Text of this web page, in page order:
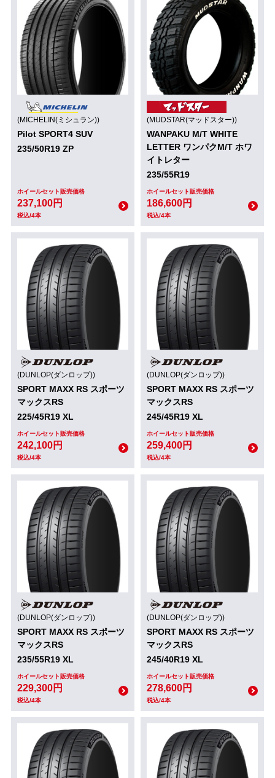
(MICHELIN(ミシュラン))
Pilot SPORT4 SUV
235/50R19 ZP
ホイールセット販売価格
237,100円
税込/4本
(MUDSTAR(マッドスター))
WANPAKU M/T WHITE
LETTER ワンパクM/T ホワ
イトレター
235/55R19
ホイールセット販売価格
186,600円
税込/4本
(DUNLOP(ダンロップ))
SPORT MAXX RS スポーツ
マックスRS
225/45R19 XL
ホイールセット販売価格
242,100円
税込/4本
(DUNLOP(ダンロップ))
SPORT MAXX RS スポーツ
マックスRS
245/45R19 XL
ホイールセット販売価格
259,400円
税込/4本
(DUNLOP(ダンロップ))
SPORT MAXX RS スポーツ
マックスRS
235/55R19 XL
ホイールセット販売価格
229,300円
税込/4本
(DUNLOP(ダンロップ))
SPORT MAXX RS スポーツ
マックスRS
245/40R19 XL
ホイールセット販売価格
278,600円
税込/4本